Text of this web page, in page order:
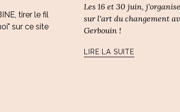
tirer le fil
sur ce site
Les 16 et 30 juin,
sur l'art du changement
Gerbouin !
LIRE LA SUITE